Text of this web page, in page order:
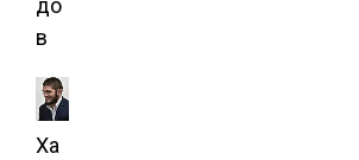
до
в
Ха